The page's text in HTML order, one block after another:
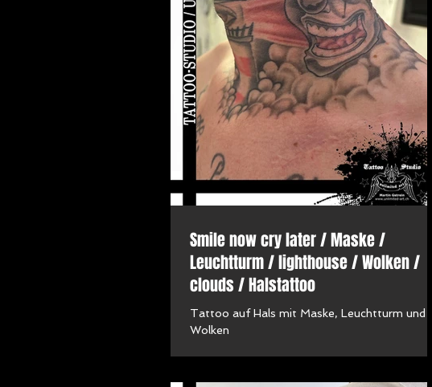
Smile now cry later / Maske /
Leuchtturm / lighthouse / Wolken /
clouds / Halstattoo
Tattoo auf Hals mit Maske, Leuchtturm und
Wolken